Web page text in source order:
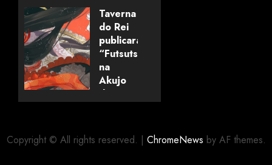
editora
alemã
06/08/2026
0
Taverna
do Rei
publicará
“Futsutsuka
na
Akujo
dewa
(mangá)
Copyright © All rights reserved. | ChromeNews by AF themes.